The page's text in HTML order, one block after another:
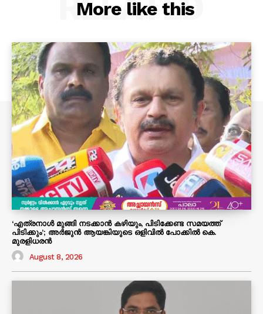
More like this
‘എത്രനാൾ മുങ്ങി നടക്കാൻ കഴിയും, പിടിക്കേണ്ട സമയത്ത്
പിടിക്കും’; അർജുൻ ആയങ്കിയുടെ ഒളിവിൽ പോക്കിൽ കെ.
മുരളിധരൻ
August 8, 2026